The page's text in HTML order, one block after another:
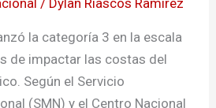
/ Dylan Riascos Ramirez
la categoría 3 en la escala
de impactar las costas del
Según el Servicio
(SMN) y el Centro Nacional